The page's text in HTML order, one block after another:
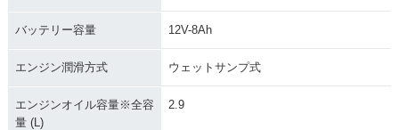
バッテリー容量 12V-8Ah
エンジン潤滑方式 ウェットサンプ式
エンジンオイル容量※全容
量 (L)
2.9